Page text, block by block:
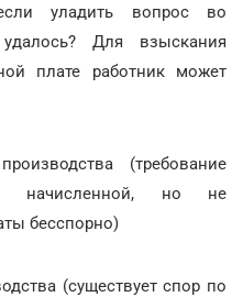
уладить вопрос во
Для взыскания
плате работник может
(требование
начисленной, но не
бесспорно)
(существует спор по